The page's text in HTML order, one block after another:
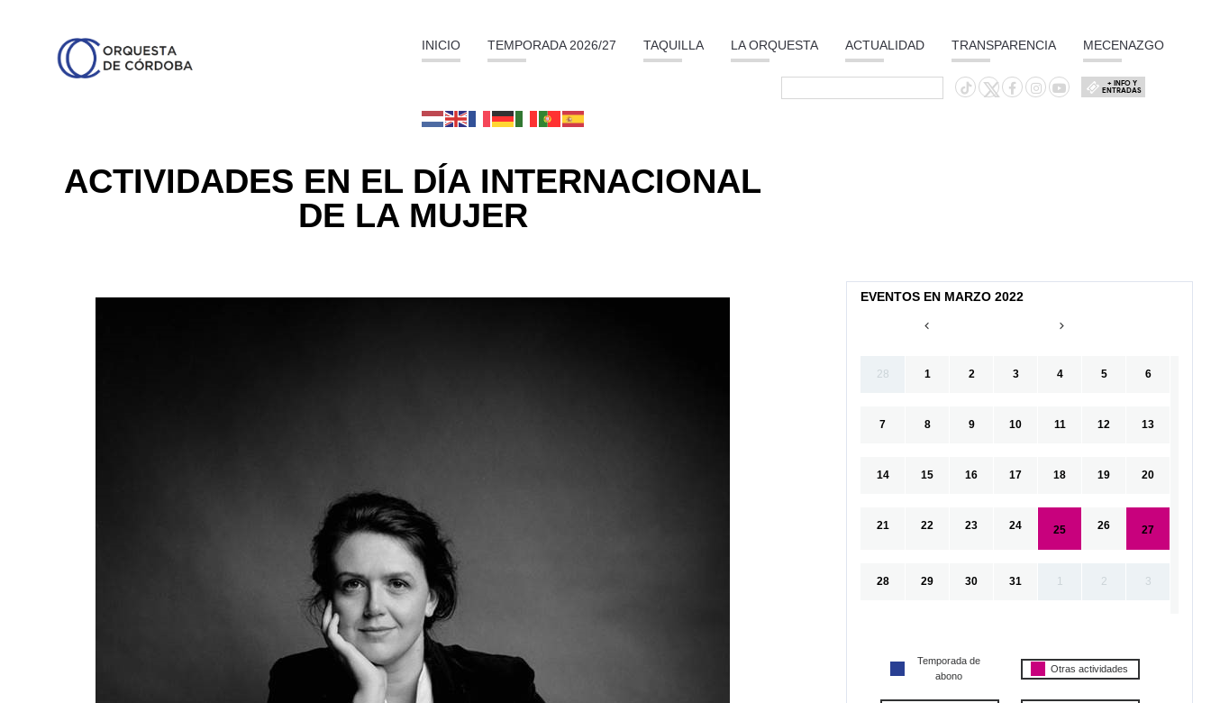
INICIO TEMPORADA 2026/27 TAQUILLA LA ORQUESTA ACTUALIDAD TRANSPARENCIA MECENAZGO
+ INFO Y
ENTRADAS
ACTIVIDADES EN EL DÍA INTERNACIONAL
DE LA MUJER
EVENTOS EN MARZO 2022
28 1 2 3 4 5 6
7 8 9 10 11 12 13
14 15 16 17 18 19 20
21 22 23 24 25 26 27
28 29 30 31 1 2 3
Temporada de
abono
Otras actividades